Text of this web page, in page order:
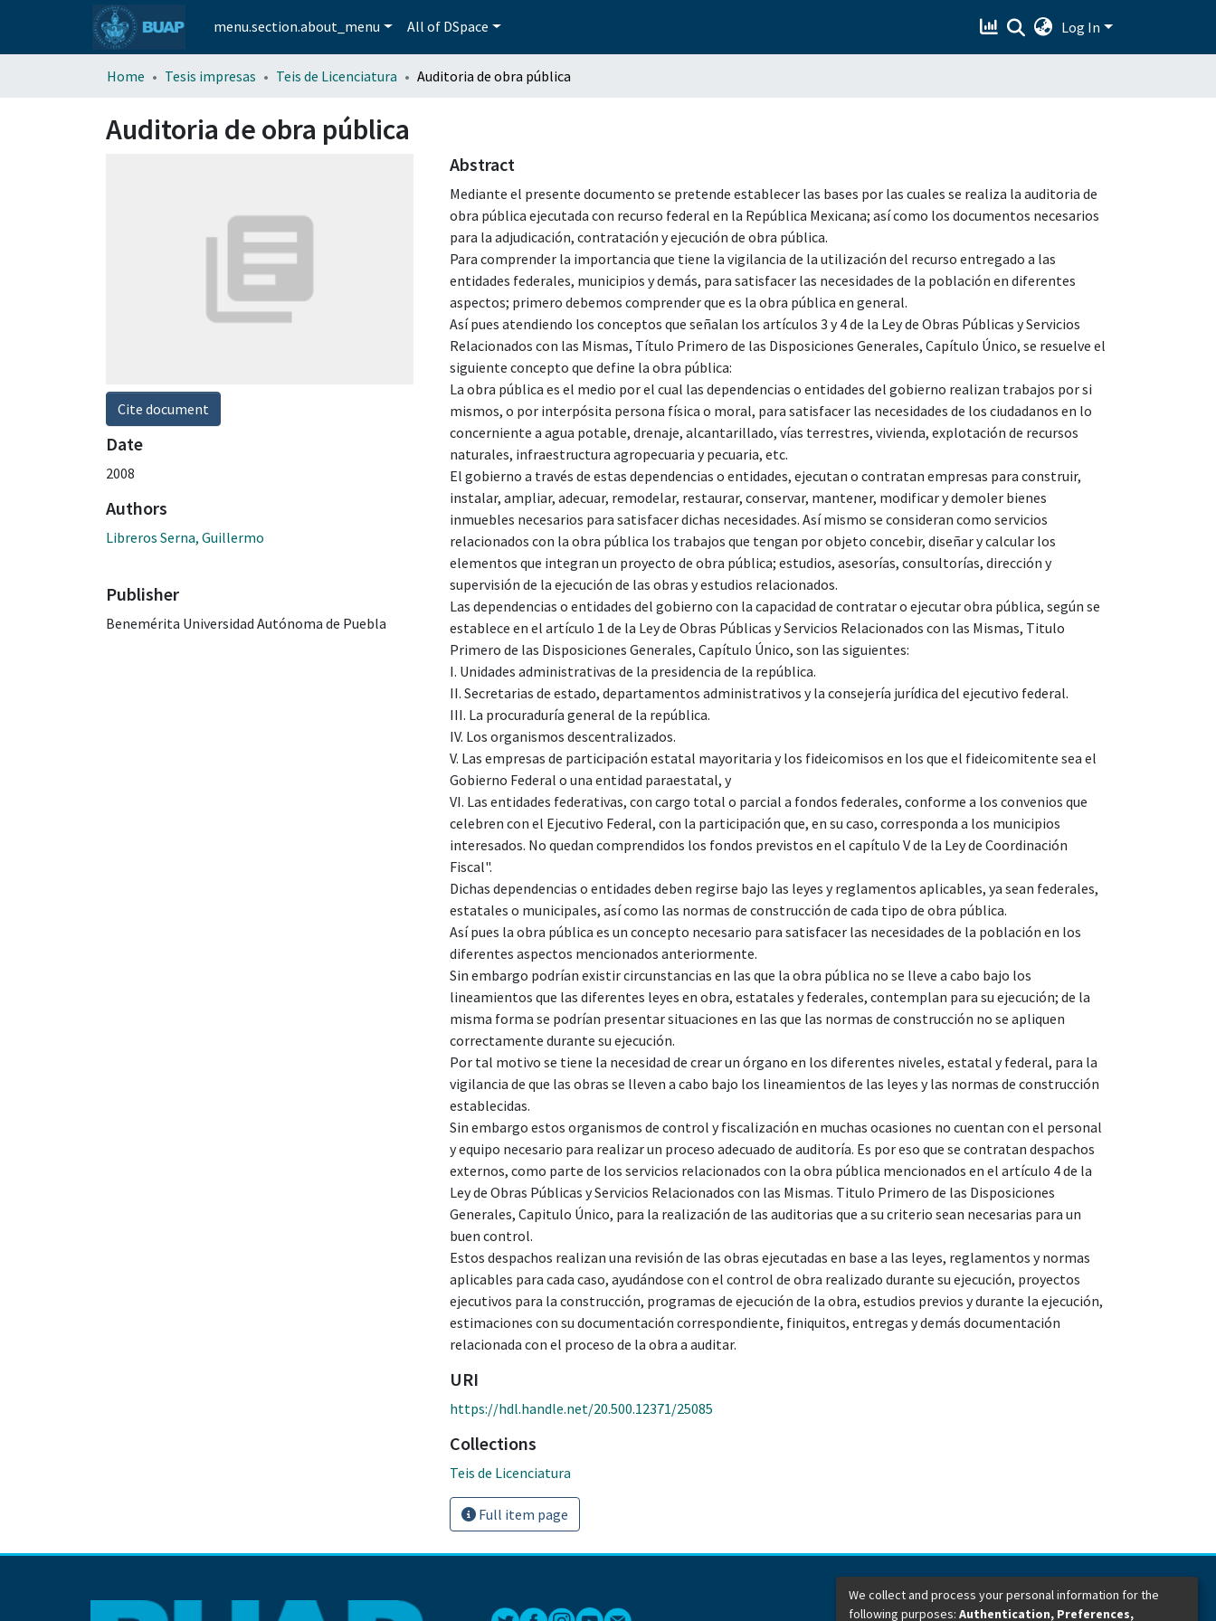
menu.section.about_menu All of DSpace Log In
Home Tesis impresas Teis de Licenciatura Auditoria de obra pública
Auditoria de obra pública
Cite document
Date
2008
Authors
Libreros Serna, Guillermo
Publisher
Benemérita Universidad Autónoma de Puebla
Abstract
Mediante el presente documento se pretende establecer las bases por las cuales se realiza la auditoria de
obra pública ejecutada con recurso federal en la República Mexicana; así como los documentos necesarios
para la adjudicación, contratación y ejecución de obra pública.
Para comprender la importancia que tiene la vigilancia de la utilización del recurso entregado a las
entidades federales, municipios y demás, para satisfacer las necesidades de la población en diferentes
aspectos; primero debemos comprender que es la obra pública en general.
Así pues atendiendo los conceptos que señalan los artículos 3 y 4 de la Ley de Obras Públicas y Servicios
Relacionados con las Mismas, Título Primero de las Disposiciones Generales, Capítulo Único, se resuelve el
siguiente concepto que define la obra pública:
La obra pública es el medio por el cual las dependencias o entidades del gobierno realizan trabajos por si
mismos, o por interpósita persona física o moral, para satisfacer las necesidades de los ciudadanos en lo
concerniente a agua potable, drenaje, alcantarillado, vías terrestres, vivienda, explotación de recursos
naturales, infraestructura agropecuaria y pecuaria, etc.
El gobierno a través de estas dependencias o entidades, ejecutan o contratan empresas para construir,
instalar, ampliar, adecuar, remodelar, restaurar, conservar, mantener, modificar y demoler bienes
inmuebles necesarios para satisfacer dichas necesidades. Así mismo se consideran como servicios
relacionados con la obra pública los trabajos que tengan por objeto concebir, diseñar y calcular los
elementos que integran un proyecto de obra pública; estudios, asesorías, consultorías, dirección y
supervisión de la ejecución de las obras y estudios relacionados.
Las dependencias o entidades del gobierno con la capacidad de contratar o ejecutar obra pública, según se
establece en el artículo 1 de la Ley de Obras Públicas y Servicios Relacionados con las Mismas, Titulo
Primero de las Disposiciones Generales, Capítulo Único, son las siguientes:
I. Unidades administrativas de la presidencia de la república.
II. Secretarias de estado, departamentos administrativos y la consejería jurídica del ejecutivo federal.
III. La procuraduría general de la república.
IV. Los organismos descentralizados.
V. Las empresas de participación estatal mayoritaria y los fideicomisos en los que el fideicomitente sea el
Gobierno Federal o una entidad paraestatal, y
VI. Las entidades federativas, con cargo total o parcial a fondos federales, conforme a los convenios que
celebren con el Ejecutivo Federal, con la participación que, en su caso, corresponda a los municipios
interesados. No quedan comprendidos los fondos previstos en el capítulo V de la Ley de Coordinación
Fiscal".
Dichas dependencias o entidades deben regirse bajo las leyes y reglamentos aplicables, ya sean federales,
estatales o municipales, así como las normas de construcción de cada tipo de obra pública.
Así pues la obra pública es un concepto necesario para satisfacer las necesidades de la población en los
diferentes aspectos mencionados anteriormente.
Sin embargo podrían existir circunstancias en las que la obra pública no se lleve a cabo bajo los
lineamientos que las diferentes leyes en obra, estatales y federales, contemplan para su ejecución; de la
misma forma se podrían presentar situaciones en las que las normas de construcción no se apliquen
correctamente durante su ejecución.
Por tal motivo se tiene la necesidad de crear un órgano en los diferentes niveles, estatal y federal, para la
vigilancia de que las obras se lleven a cabo bajo los lineamientos de las leyes y las normas de construcción
establecidas.
Sin embargo estos organismos de control y fiscalización en muchas ocasiones no cuentan con el personal
y equipo necesario para realizar un proceso adecuado de auditoría. Es por eso que se contratan despachos
externos, como parte de los servicios relacionados con la obra pública mencionados en el artículo 4 de la
Ley de Obras Públicas y Servicios Relacionados con las Mismas. Titulo Primero de las Disposiciones
Generales, Capitulo Único, para la realización de las auditorias que a su criterio sean necesarias para un
buen control.
Estos despachos realizan una revisión de las obras ejecutadas en base a las leyes, reglamentos y normas
aplicables para cada caso, ayudándose con el control de obra realizado durante su ejecución, proyectos
ejecutivos para la construcción, programas de ejecución de la obra, estudios previos y durante la ejecución,
estimaciones con su documentación correspondiente, finiquitos, entregas y demás documentación
relacionada con el proceso de la obra a auditar.
URI
https://hdl.handle.net/20.500.12371/25085
Collections
Teis de Licenciatura
Full item page
Dirección General de Bibliotecas
We collect and process your personal information for the
following purposes: Authentication, Preferences,